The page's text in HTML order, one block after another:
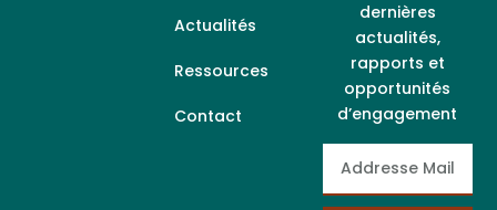
Actualités
Ressources
Contact
dernières
actualités,
rapports et
opportunités
d’engagement